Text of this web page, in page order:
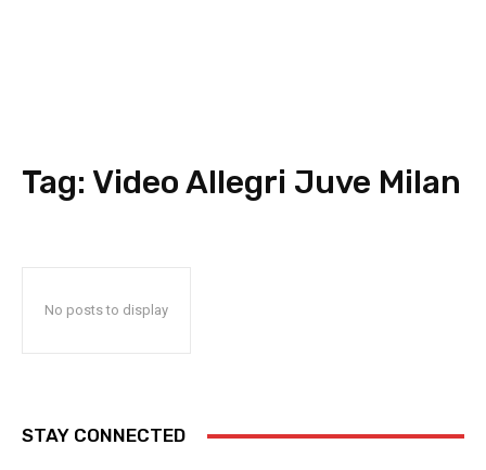
Tag: Video Allegri Juve Milan
No posts to display
STAY CONNECTED